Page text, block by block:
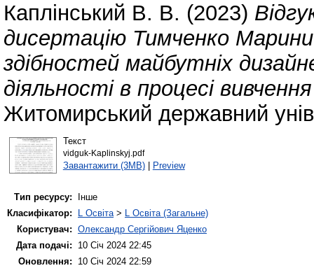
Каплінський В. В. (2023)
дисертацію Тимченко
здібностей майбутніх
діяльності в процесі
Житомирський державний
Текст
vidguk-Kaplinskyj.pdf
Завантажити (3MB)| Preview
Тип ресурсу:
Інше
Класифікатор:
L Освіта> L Освіта (Загальне)
Користувач: Олександр Сергійович Яценко
Дата подачі:
10 Січ 2024 22:45
Оновлення:
10 Січ 2024 22:59